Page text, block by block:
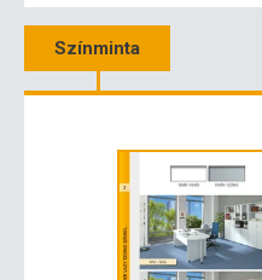
Színminta